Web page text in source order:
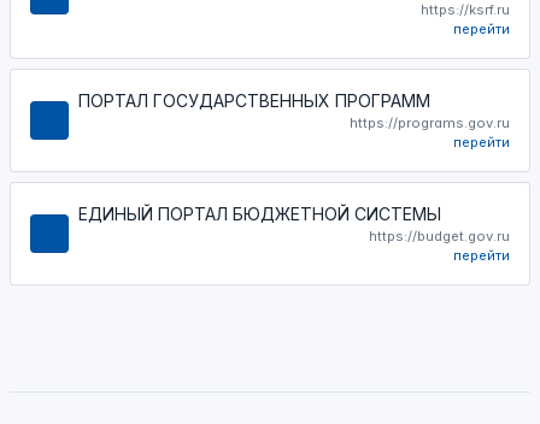
https://ksrf.ru
перейти
ПОРТАЛ ГОСУДАРСТВЕННЫХ ПРОГРАММ
https://programs.gov.ru
перейти
ЕДИНЫЙ ПОРТАЛ БЮДЖЕТНОЙ СИСТЕМЫ
https://budget.gov.ru
перейти